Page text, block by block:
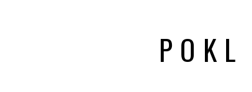
POKL